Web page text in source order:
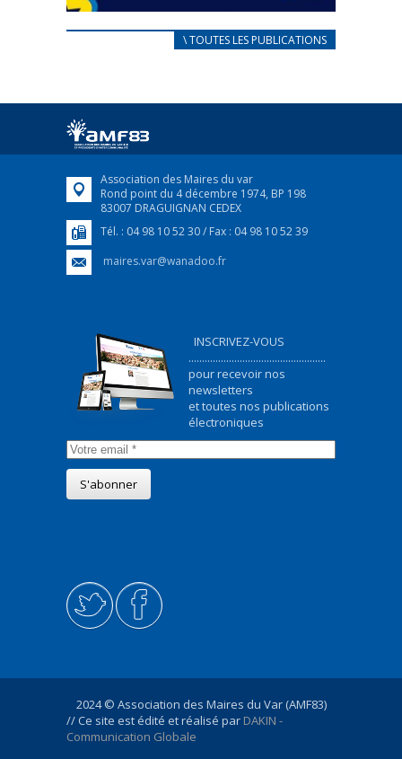
CARNET D’ACCUEIL
Afin d’accompagner au mieux les réfugiés
FEUILLETER
\ TOUTES LES PUBLICATIONS
Association des Maires du var
Rond point du 4 décembre 1974, BP 198
83007 DRAGUIGNAN CEDEX
Tél. : 04 98 10 52 30 / Fax : 04 98 10 52 39
maires.var@wanadoo.fr
INSCRIVEZ-VOUS
...................................................
pour recevoir nos
newsletters
et toutes nos publications
électroniques
2024 © Association des Maires du Var (AMF83)
// Ce site est édité et réalisé par DAKIN -
Communication Globale